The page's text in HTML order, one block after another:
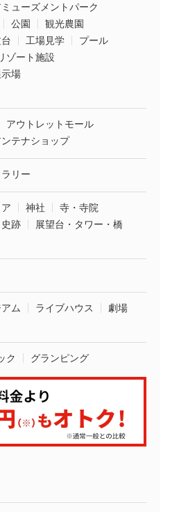
ューズメントパーク
公園
観光農園
工場見学
プール
ゾート施設
示場
アウトレットモール
テナショップ
リー
神社
寺・寺院
史跡
展望台・タワー・橋
ム ライブハウス
劇場
ク グランピング